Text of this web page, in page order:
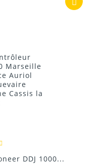
DDJ 1000...